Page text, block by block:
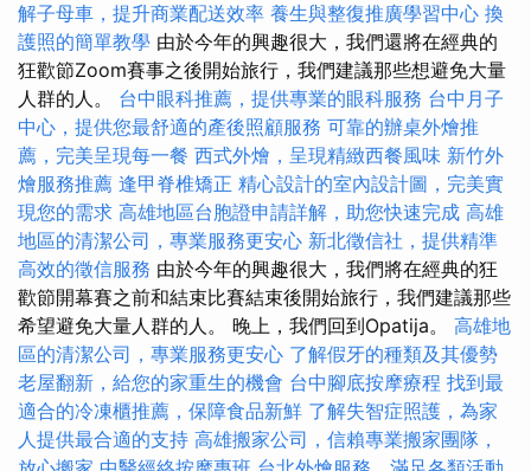
解子母車，提升商業配送效率 養生與整復推廣學習中心 換
護照的簡單教學 由於今年的興趣很大，我們還將在經典的
狂歡節Zoom賽事之後開始旅行，我們建議那些想避免大量
人群的人。 台中眼科推薦，提供專業的眼科服務 台中月子
中心，提供您最舒適的產後照顧服務 可靠的辦桌外燴推
薦，完美呈現每一餐 西式外燴，呈現精緻西餐風味 新竹外
燴服務推薦 逢甲脊椎矯正 精心設計的室內設計圖，完美實
現您的需求 高雄地區台胞證申請詳解，助您快速完成 高雄
地區的清潔公司，專業服務更安心 新北徵信社，提供精準
高效的徵信服務 由於今年的興趣很大，我們將在經典的狂
歡節開幕賽之前和結束比賽結束後開始旅行，我們建議那些
希望避免大量人群的人。 晚上，我們回到Opatija。 高雄地
區的清潔公司，專業服務更安心 了解假牙的種類及其優勢
老屋翻新，給您的家重生的機會 台中腳底按摩療程 找到最
適合的冷凍櫃推薦，保障食品新鮮 了解失智症照護，為家
人提供最合適的支持 高雄搬家公司，信賴專業搬家團隊，